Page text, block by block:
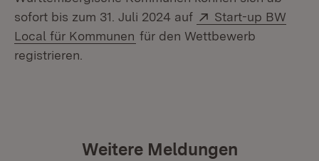
sofort bis zum 31. Juli 2024 auf
Extern:
Start-up BW
Local für Kommunen (Öffnet in neuem Fenster)
für den Wettbewerb
registrieren.
Weitere Meldungen